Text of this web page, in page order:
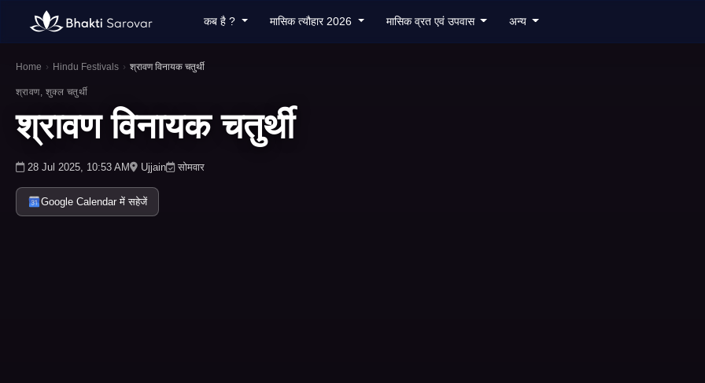
कब है ? मासिक त्यौहार 2026 मासिक व्रत एवं उपवास अन्य
Home › Hindu Festivals › श्रावण विनायक चतुर्थी
श्रावण, शुक्ल चतुर्थी
श्रावण विनायक चतुर्थी
28 Jul 2025, 10:53 AM Ujjain सोमवार
Google Calendar में सहेजें